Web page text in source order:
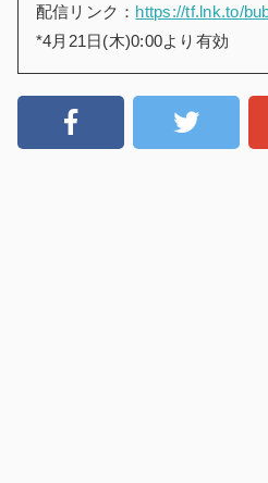
配信リンク： https://tf.lnk.to/
*4月21日(木)0:00より有効